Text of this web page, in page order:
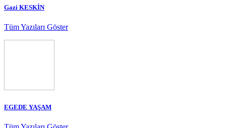
Gazi KESKİN
Tüm Yazıları Göster
EGEDE YAŞAM